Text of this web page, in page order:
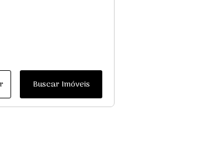
Buscar Imóveis